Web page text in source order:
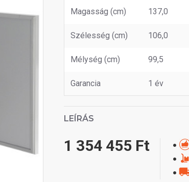
Magasság (cm) 137,0
Szélesség (cm) 106,0
Mélység (cm) 99,5
Garancia 1 év
LEÍRÁS
1 354 455 Ft